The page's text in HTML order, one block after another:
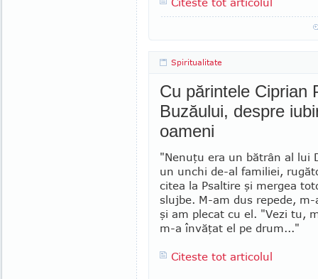
Spiritualitate
Cu părintele Ciprian
Buzăului, despre
oameni
"Nenuţu era un bătrân al lui
un unchi de-al familiei,
citea la Psaltire şi mergea
slujbe. M-am dus repede,
şi am plecat cu el. "Vezi tu,
m-a învăţat el pe drum..."
Citeste tot articolul